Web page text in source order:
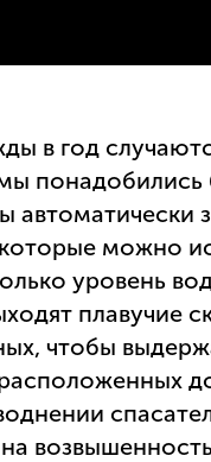
в год
можно
уровень
плавучие
чтобы